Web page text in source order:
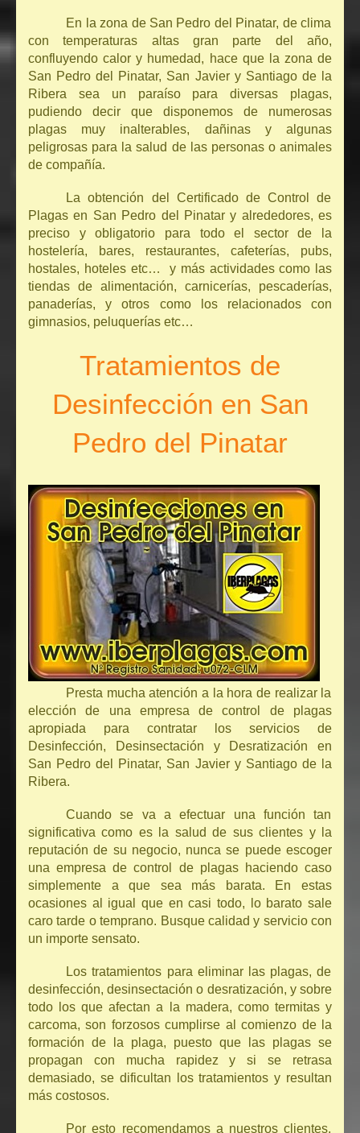
En la zona de San Pedro del Pinatar, de clima
con temperaturas altas gran parte del año,
confluyendo calor y humedad, hace que la zona de
San Pedro del Pinatar, San Javier y Santiago de la
Ribera sea un paraíso para diversas plagas,
pudiendo decir que disponemos de numerosas
plagas muy inalterables, dañinas y algunas
peligrosas para la salud de las personas o animales
de compañía.
La obtención del Certificado de Control de
Plagas en San Pedro del Pinatar y alrededores, es
preciso y obligatorio para todo el sector de la
hostelería, bares, restaurantes, cafeterías, pubs,
hostales, hoteles etc… y más actividades como las
tiendas de alimentación, carnicerías, pescaderías,
panaderías, y otros como los relacionados con
gimnasios, peluquerías etc…
Tratamientos de
Desinfección en San
Pedro del Pinatar
Presta mucha atención a la hora de realizar la
elección de una empresa de control de plagas
apropiada para contratar los servicios de
Desinfección, Desinsectación y Desratización en
San Pedro del Pinatar, San Javier y Santiago de la
Ribera.
Cuando se va a efectuar una función tan
significativa como es la salud de sus clientes y la
reputación de su negocio, nunca se puede escoger
una empresa de control de plagas haciendo caso
simplemente a que sea más barata. En estas
ocasiones al igual que en casi todo, lo barato sale
caro tarde o temprano. Busque calidad y servicio con
un importe sensato.
Los tratamientos para eliminar las plagas, de
desinfección, desinsectación o desratización, y sobre
todo los que afectan a la madera, como termitas y
carcoma, son forzosos cumplirse al comienzo de la
formación de la plaga, puesto que las plagas se
propagan con mucha rapidez y si se retrasa
demasiado, se dificultan los tratamientos y resultan
más costosos.
Por esto recomendamos a nuestros clientes,